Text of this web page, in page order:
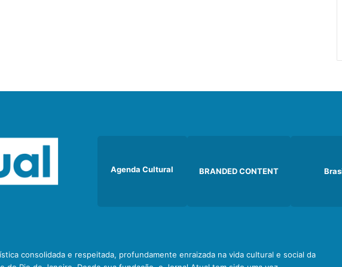
Agenda Cultural BRANDED CONTENT
consolidada e respeitada, profundamente enraizada na vida cultural e social da